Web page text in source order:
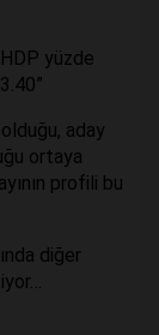
yüzde
aday
ortaya
profili bu
diğer